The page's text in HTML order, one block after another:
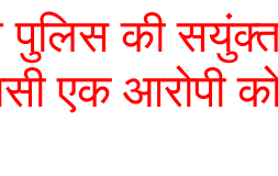
पुलिस की
एक आरोपी